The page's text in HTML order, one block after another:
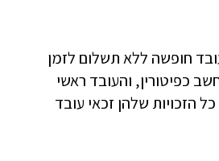
חופשה ללא תשלום לזמן
כפיטורין, והעובד ראשי
הזכויות שלהן זכאי עובד